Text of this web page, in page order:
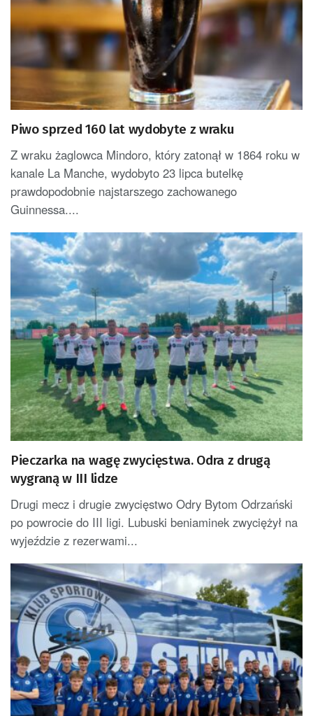
Piwo sprzed 160 lat wydobyte z wraku
Z wraku żaglowca Mindoro, który zatonął w 1864 roku w
kanale La Manche, wydobyto 23 lipca butelkę
prawdopodobnie najstarszego zachowanego
Guinnessa....
Pieczarka na wagę zwycięstwa. Odra z drugą
wygraną w III lidze
Drugi mecz i drugie zwycięstwo Odry Bytom Odrzański
po powrocie do III ligi. Lubuski beniaminek zwyciężył na
wyjeździe z rezerwami...